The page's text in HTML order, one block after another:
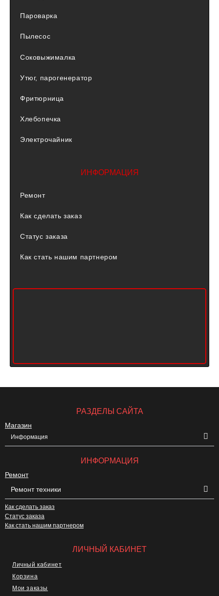
Пароварка
Пылесос
Соковыжималка
Утюг, парогенератор
Фритюрница
Хлебопечка
Электрочайник
ИНФОРМАЦИЯ
Ремонт
Как сделать заказ
Статус заказа
Как стать нашим партнером
РАЗДЕЛЫ САЙТА
Магазин
Информация
ИНФОРМАЦИЯ
Ремонт
Ремонт техники
Как сделать заказ
Статус заказа
Как стать нашим партнером
ЛИЧНЫЙ КАБИНЕТ
Личный кабинет
Корзина
Мои заказы